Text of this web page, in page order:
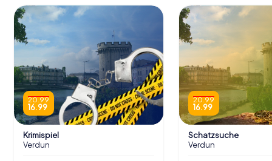
20.99
16.99
Krimispiel
Verdun
20.99
16.99
Schatzsuche
Verdun